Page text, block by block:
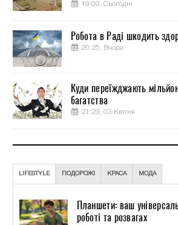
19:00, Сьогодні
Робота в Раді шкодить
20:25, Вчора
Куди переїжджають
багатства
21:23, 03 Квітня
LIFESTYLE ПОДОРОЖІ КРАСА МОДА
Планшети: ваш
роботі та розвагах